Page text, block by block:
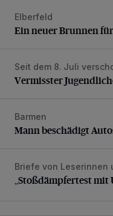
Ein neuer Brunnen für
Elberfeld
Ein neuer Brunnen
Vermisster
Seit dem 8. Juli
Vermisster
Mann beschädigt
Barmen
Mann beschädigt
„Stoßdämpfertest mit
Briefe von Leserinnen
„Stoßdämpfertest